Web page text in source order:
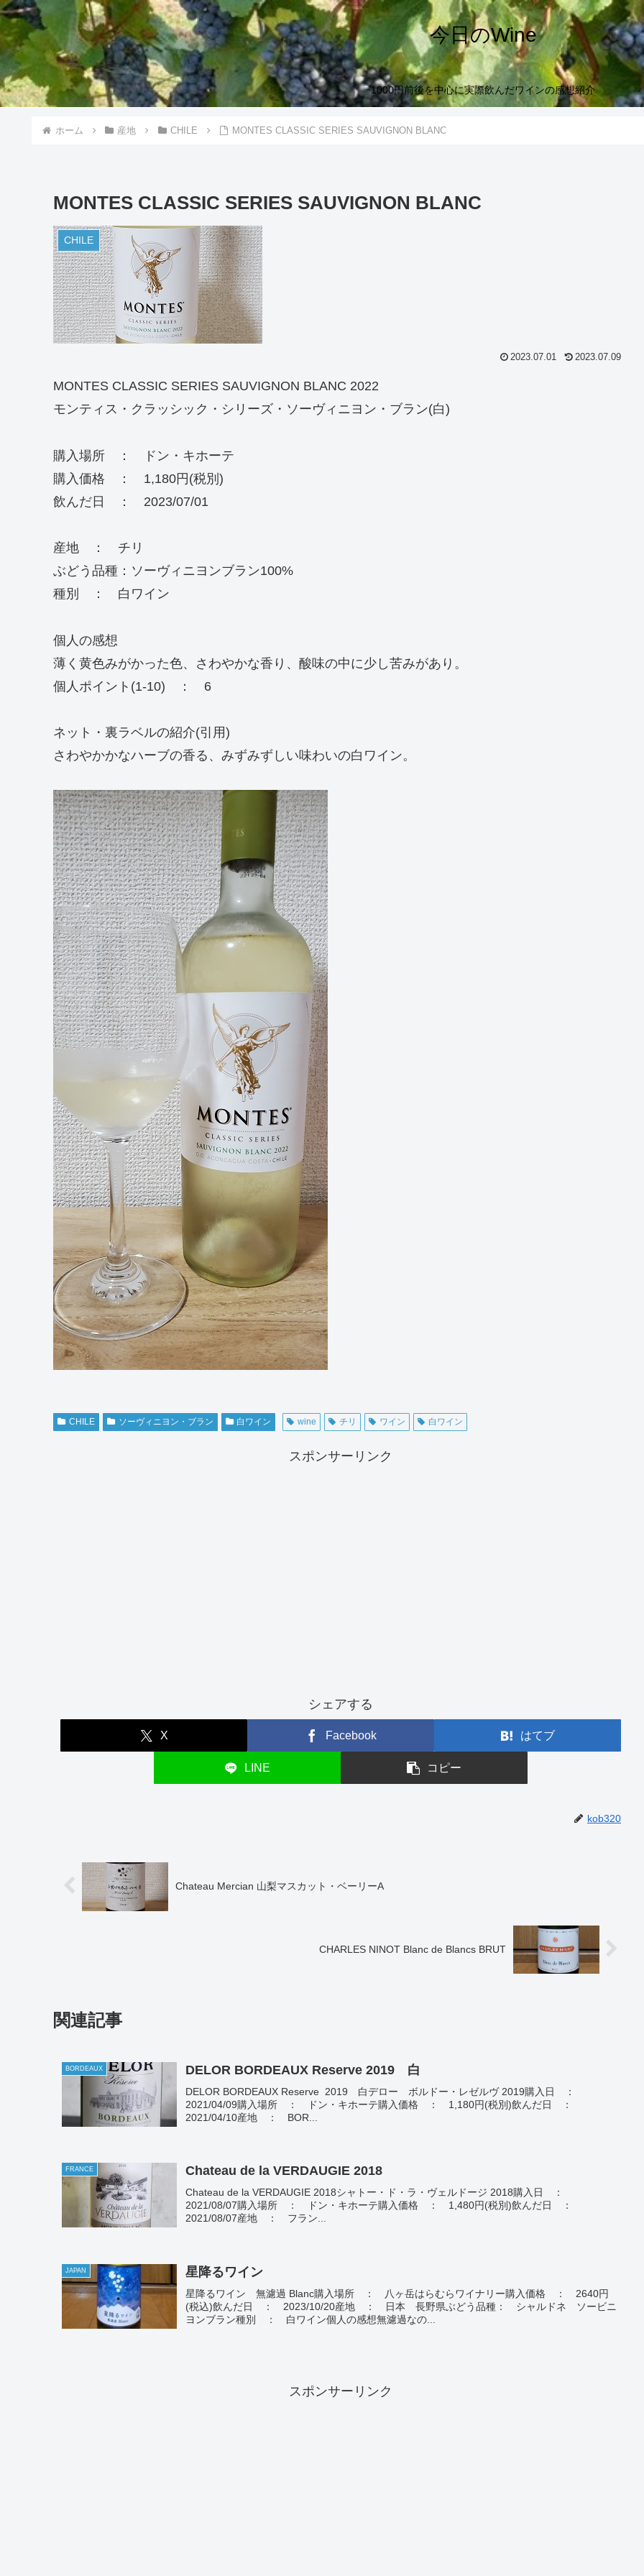
今日のWine
1000円前後を中心に実際飲んだワインの感想紹介
ホーム 産地 CHILE MONTES CLASSIC SERIES SAUVIGNON BLANC
MONTES CLASSIC SERIES SAUVIGNON BLANC
CHILE
2023.07.01 2023.07.09
MONTES CLASSIC SERIES SAUVIGNON BLANC 2022
モンティス・クラッシック・シリーズ・ソーヴィニヨン・ブラン(白)
購入場所 ： ドン・キホーテ
購入価格 ： 1,180円(税別)
飲んだ日 ： 2023/07/01
産地 ： チリ
ぶどう品種：ソーヴィニヨンブラン100%
種別 ： 白ワイン
個人の感想
薄く黄色みがかった色、さわやかな香り、酸味の中に少し苦みがあり。
個人ポイント(1-10) ： 6
ネット・裏ラベルの紹介(引用)
さわやかかなハーブの香る、みずみずしい味わいの白ワイン。
CHILE ソーヴィニヨン・ブラン 白ワイン wine チリ ワイン 白ワイン
スポンサーリンク
シェアする
X Facebook はてブ
LINE コピー
kob320
Chateau Mercian 山梨マスカット・ベーリーA
CHARLES NINOT Blanc de Blancs BRUT
関連記事
BORDEAUX DELOR BORDEAUX Reserve 2019 白
DELOR BORDEAUX Reserve 2019 白デロー ボルドー・レゼルヴ 2019購入日 ：
2021/04/09購入場所 ： ドン・キホーテ購入価格 ： 1,180円(税別)飲んだ日 ：
2021/04/10産地 ： BOR...
FRANCE Chateau de la VERDAUGIE 2018
Chateau de la VERDAUGIE 2018シャトー・ド・ラ・ヴェルドージ 2018購入日 ：
2021/08/07購入場所 ： ドン・キホーテ購入価格 ： 1,480円(税別)飲んだ日 ：
2021/08/07産地 ： フラン...
JAPAN 星降るワイン
星降るワイン 無濾過 Blanc購入場所 ： 八ヶ岳はらむらワイナリー購入価格 ： 2640円
(税込)飲んだ日 ： 2023/10/20産地 ： 日本 長野県ぶどう品種： シャルドネ ソービニ
ヨンブラン種別 ： 白ワイン個人の感想無濾過なの...
スポンサーリンク